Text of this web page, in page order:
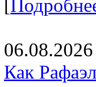
[
06.08.2026
Как